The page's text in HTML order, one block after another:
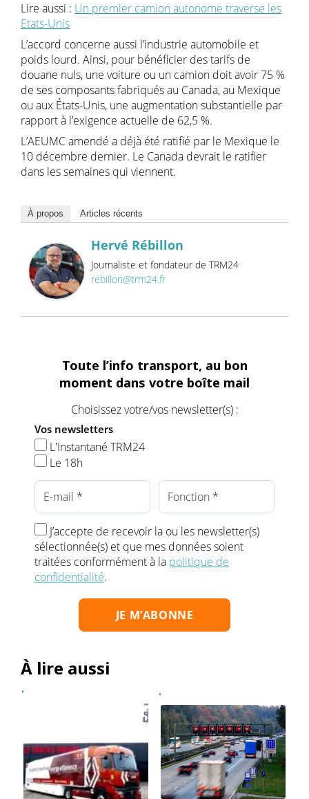
Lire aussi : Un premier camion autonome traverse les
Etats-Unis
L’accord concerne aussi l’industrie automobile et
poids lourd. Ainsi, pour bénéficier des tarifs de
douane nuls, une voiture ou un camion doit avoir 75 %
de ses composants fabriqués au Canada, au Mexique
ou aux États-Unis, une augmentation substantielle par
rapport à l’exigence actuelle de 62,5 %.
L’AEUMC amendé a déjà été ratifié par le Mexique le
10 décembre dernier. Le Canada devrait le ratifier
dans les semaines qui viennent.
À propos Articles récents
Hervé Rébillon
Journaliste et fondateur de TRM24
rebillon@trm24.fr
Toute l’info transport, au bon
moment dans votre boîte mail
Choisissez votre/vos newsletter(s) :
Vos newsletters
L'Instantané TRM24
Le 18h
J’accepte de recevoir la ou les newsletter(s)
sélectionnée(s) et que mes données soient
traitées conformément à la politique de
confidentialité.
À lire aussi